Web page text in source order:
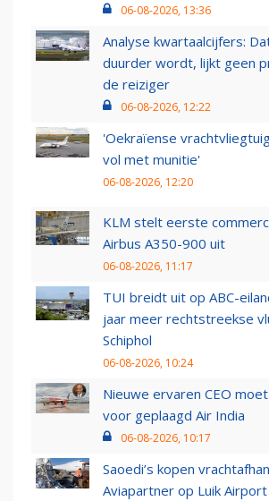
06-08-2026, 13:36
Analyse kwartaalcijfers:
duurder wordt, lijkt geen
de reiziger
06-08-2026, 12:22
'Oekraïense
vol met munitie'
06-08-2026, 12:20
KLM stelt eerste
Airbus A350-900 uit
06-08-2026, 11:17
TUI breidt uit op ABC-
jaar meer rechtstreekse
Schiphol
06-08-2026, 10:24
Nieuwe ervaren CEO
voor geplaagd Air India
06-08-2026, 10:17
Saoedi’s kopen
Aviapartner op Luik Airport